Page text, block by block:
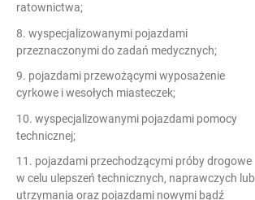
ratownictwa;
8. wyspecjalizowanymi pojazdami
przeznaczonymi do zadań medycznych;
9. pojazdami przewożącymi wyposażenie
cyrkowe i wesołych miasteczek;
10. wyspecjalizowanymi pojazdami pomocy
technicznej;
11. pojazdami przechodzącymi próby drogowe
w celu ulepszeń technicznych, naprawczych lub
utrzymania oraz pojazdami nowymi bądź